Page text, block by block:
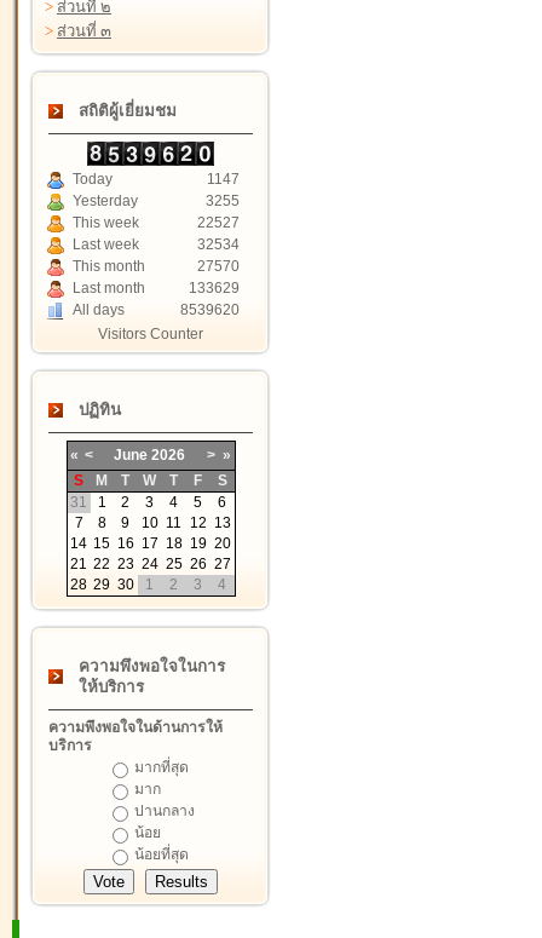
> ส่วนที่ ๒
> ส่วนที่ ๓
สถิติผู้เยี่ยมชม
Today
1147
Yesterday
3255
This week
22527
Last week
32534
This month
27570
Last month
133629
All days
8539620
Visitors Counter
ปฏิทิน
« < June 2026 > »
S
M T W T F
S
31
1 2 3 4 5
6
7
8 9 10 11 12 13
14 15 16 17 18 19 20
21 22 23 24 25 26 27
28 29 30 1 2 3 4
ความพึงพอใจในการ
ให้บริการ
ความพึงพอใจในด้านการให้
บริการ
มากที่สุด
มาก
ปานกลาง
น้อย
น้อยที่สุด